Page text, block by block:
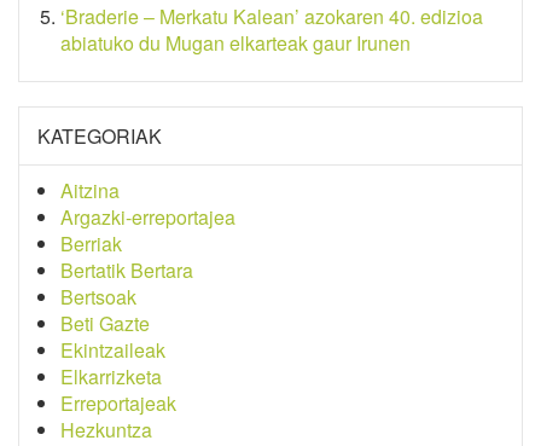
‘Braderie – Merkatu Kalean’ azokaren 40. edizioa
abiatuko du Mugan elkarteak gaur Irunen
KATEGORIAK
Aitzina
Argazki-erreportajea
Berriak
Bertatik Bertara
Bertsoak
Beti Gazte
Ekintzaileak
Elkarrizketa
Erreportajeak
Hezkuntza